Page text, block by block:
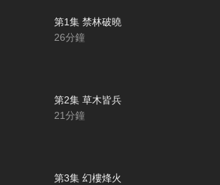
第1集 禁林破曉
26分鐘
第2集 草木皆兵
21分鐘
第3集 幻樓烽火